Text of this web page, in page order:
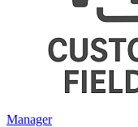
Manager